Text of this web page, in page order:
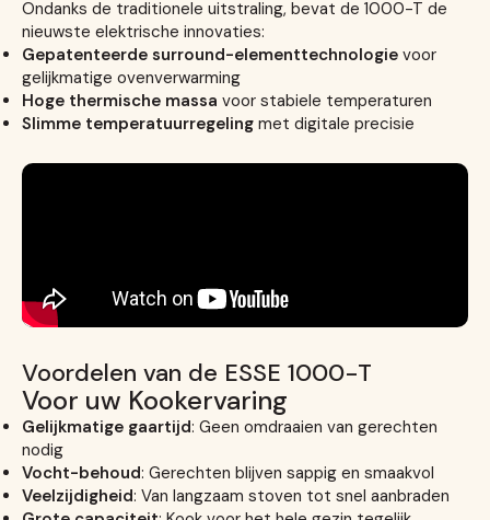
Ondanks de traditionele uitstraling, bevat de 1000-T de
nieuwste elektrische innovaties:
Gepatenteerde surround-elementtechnologie voor
gelijkmatige ovenverwarming
Hoge thermische massa voor stabiele temperaturen
Slimme temperatuurregeling met digitale precisie
Voordelen van de ESSE 1000-T
Voor uw Kookervaring
Gelijkmatige gaartijd: Geen omdraaien van gerechten
nodig
Vocht-behoud: Gerechten blijven sappig en smaakvol
Veelzijdigheid: Van langzaam stoven tot snel aanbraden